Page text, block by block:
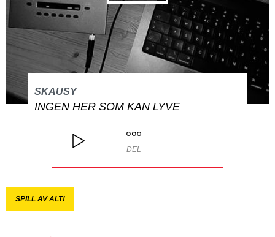
SKAUSY
INGEN HER SOM KAN LYVE
DEL
SPILL AV ALT!